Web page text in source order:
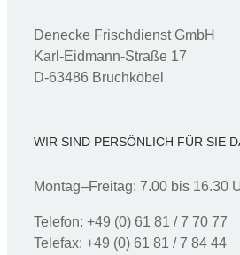
Denecke Frischdienst GmbH
Karl-Eidmann-Straße 17
D-63486 Bruchköbel
WIR SIND PERSÖNLICH FÜR SIE
Montag–Freitag: 7.00 bis 16.30
Telefon: +49 (0) 61 81 / 7 70 77
Telefax: +49 (0) 61 81 / 7 84 44